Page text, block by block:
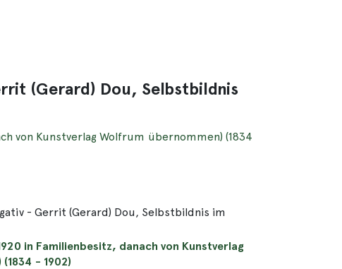
(Gerard) Dou, Selbstbildnis
von Kunstverlag Wolfrum übernommen) (1834
- Gerrit (Gerard) Dou, Selbstbildnis im
in Familienbesitz, danach von Kunstverlag
- 1902)